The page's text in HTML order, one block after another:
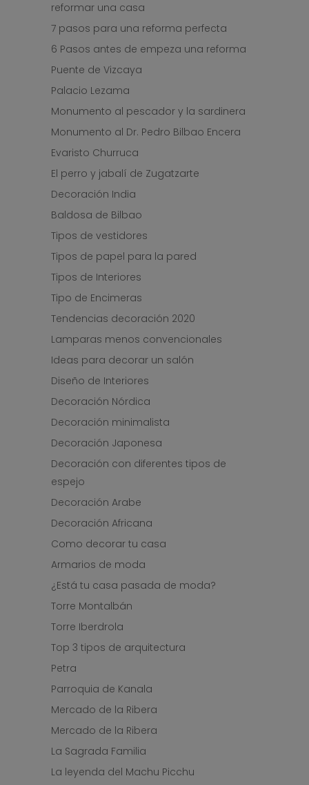
reformar una casa
7 pasos para una reforma perfecta
6 Pasos antes de empeza una reforma
Puente de Vizcaya
Palacio Lezama
Monumento al pescador y la sardinera
Monumento al Dr. Pedro Bilbao Encera
Evaristo Churruca
El perro y jabalí de Zugatzarte
Decoración India
Baldosa de Bilbao
Tipos de vestidores
Tipos de papel para la pared
Tipos de Interiores
Tipo de Encimeras
Tendencias decoración 2020
Lamparas menos convencionales
Ideas para decorar un salón
Diseño de Interiores
Decoración Nórdica
Decoración minimalista
Decoración Japonesa
Decoración con diferentes tipos de
espejo
Decoración Arabe
Decoración Africana
Como decorar tu casa
Armarios de moda
¿Está tu casa pasada de moda?
Torre Montalbán
Torre Iberdrola
Top 3 tipos de arquitectura
Petra
Parroquia de Kanala
Mercado de la Ribera
Mercado de la Ribera
La Sagrada Familia
La leyenda del Machu Picchu